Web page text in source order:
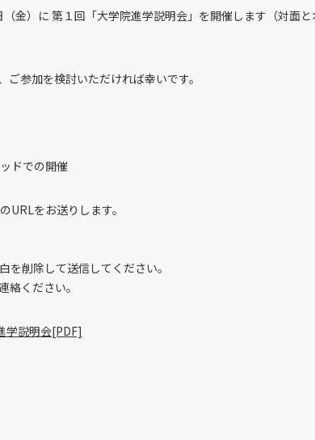
金）に 第１回「大学院進学説明会」を開催します（対面
参加を検討いただければ幸いです。
ドでの開催
をお送りします。
削除して送信してください。
ください。
学説明会[PDF]